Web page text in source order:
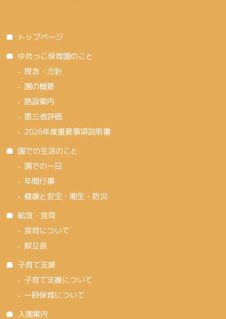
トップページ
ゆめっこ保育園のこと
理念・方針
園の概要
施設案内
第三者評価
2026年度重要事項説明書
園での生活のこと
園での一日
年間行事
健康と安全・衛生・防災
給食・食育
食育について
献立表
子育て支援
子育て支援について
一時保育について
入園案内